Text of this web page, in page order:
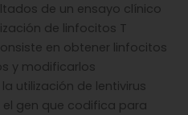
de un ensayo clínico
de linfocitos T
en obtener linfocitos
y modificarlos
utilización de lentivirus
gen que codifica para